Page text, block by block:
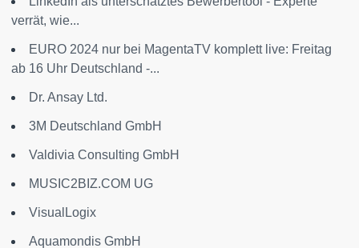
verrät, wie...
EURO 2024 nur bei MagentaTV komplett live: Freitag
ab 16 Uhr Deutschland -...
Dr. Ansay Ltd.
3M Deutschland GmbH
Valdivia Consulting GmbH
MUSIC2BIZ.COM UG
VisualLogix
Aquamondis GmbH